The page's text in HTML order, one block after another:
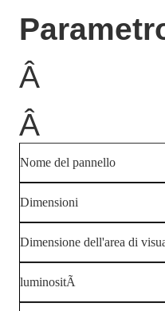
Â
Â
Nome del pannello
Dimensioni
Dimensione dell'area di
luminositÃ